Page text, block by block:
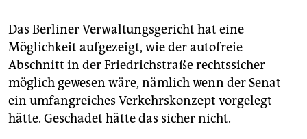
Das Berliner Verwaltungsgericht hat eine
Möglichkeit aufgezeigt, wie der autofreie
Abschnitt in der Friedrichstraße rechtssicher
möglich gewesen wäre, nämlich wenn der Senat
ein umfangreiches Verkehrskonzept vorgelegt
hätte. Geschadet hätte das sicher nicht.